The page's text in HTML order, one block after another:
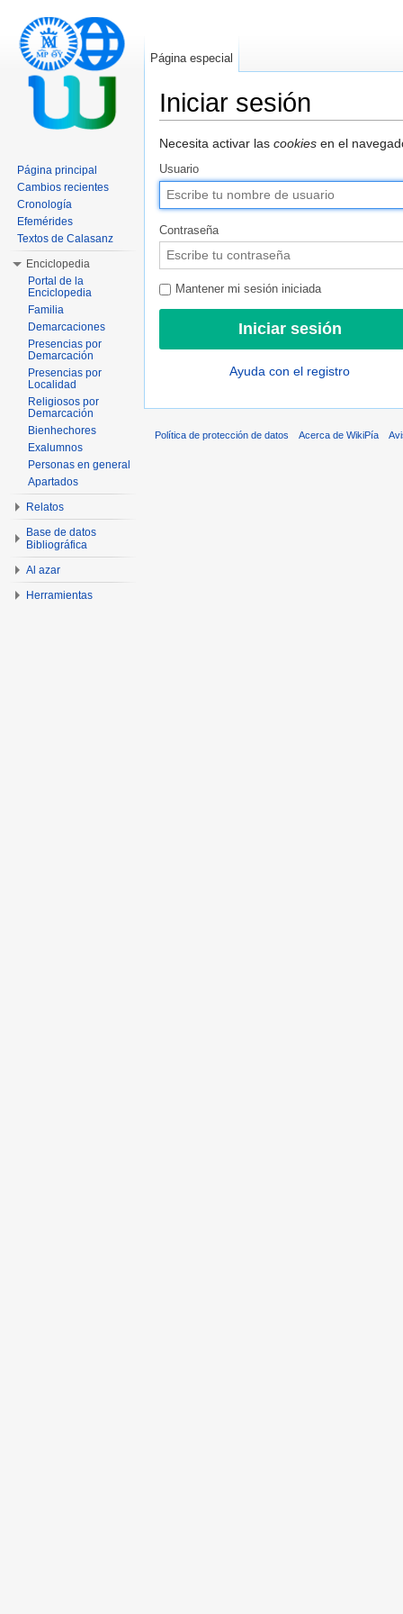
Iniciar sesión
Necesita activar las cookies en el
Usuario
Contraseña
Mantener mi sesión iniciada
Ayuda con el registro
Página especial
Página principal
Cambios recientes
Cronología
Efemérides
Textos de Calasanz
Enciclopedia
Portal de la
Enciclopedia
Familia
Demarcaciones
Presencias por
Demarcación
Presencias por
Localidad
Religiosos por
Demarcación
Bienhechores
Exalumnos
Personas en general
Apartados
Relatos
Base de datos
Bibliográfica
Al azar
Herramientas
Política de protección de datos Acerca de WikiPía